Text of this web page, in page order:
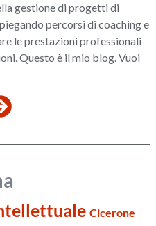
gestione di progetti di
percorsi di coaching e
le prestazioni professionali
Questo è il mio blog. Vuoi
Cicerone